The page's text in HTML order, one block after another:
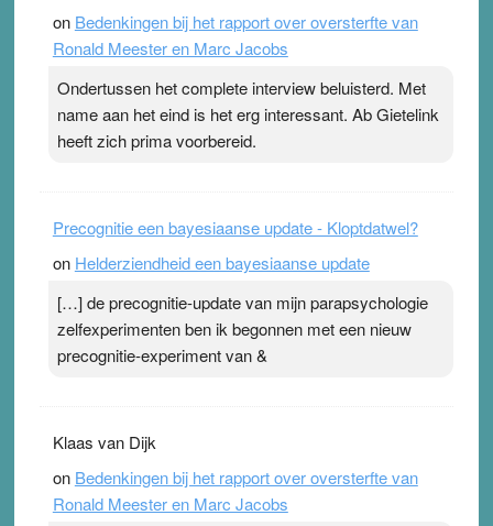
terwijl ze meer zuurstof opnemen. Daarop heeft zo’n
pleister geen effect. Maar het gevoel ‘makkelijker te
Pleisterplakkers in de topspsort ›[...]
on Bedenkingen bij het rapport over oversterfte van
Ronald Meester en Marc Jacobs
Ondertussen het complete interview beluisterd. Met
name aan het eind is het erg interessant. Ab Gietelink
heeft zich prima voorbereid.
Precognitie een bayesiaanse update - Kloptdatwel?
on Helderziendheid een bayesiaanse update
[…] de precognitie-update van mijn parapsychologie
zelfexperimenten ben ik begonnen met een nieuw
precognitie-experiment van &
Klaas van Dijk
on Bedenkingen bij het rapport over oversterfte van
Ronald Meester en Marc Jacobs